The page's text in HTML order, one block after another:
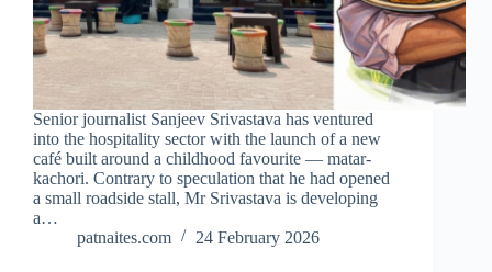
Senior journalist Sanjeev Srivastava has ventured
into the hospitality sector with the launch of a new
café built around a childhood favourite — matar-
kachori. Contrary to speculation that he had opened
a small roadside stall, Mr Srivastava is developing
a…
patnaites.com
24 February 2026